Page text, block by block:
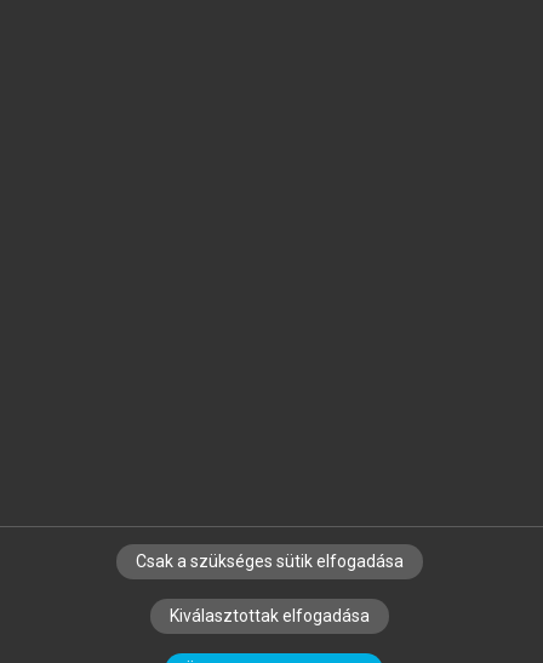
SZERZŐKNEK CÉGEKNEK KÖNYVTÁROSOKNAK
SZERKESZTÉSI ÉS LEKTORÁLÁSI ALAPELVEK
Csak a szükséges sütik elfogadása
Kiválasztottak elfogadása